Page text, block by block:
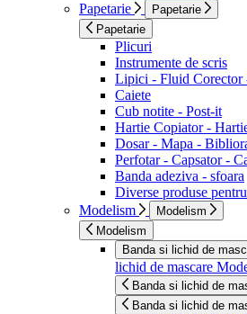
Papetarie
Papetarie
Papetarie
Plicuri
Instrumente de scris
Lipici - Fluid Corector
Caiete
Cub notite - Post-it
Hartie Copiator -
Dosar - Mapa -
Perfotar - Capsator -
Banda adeziva - sfoara
Diverse produse
Modelism
Modelism
Modelism
Banda si lichid de
lichid de mascare
Banda si lichid de
Banda si lichid de